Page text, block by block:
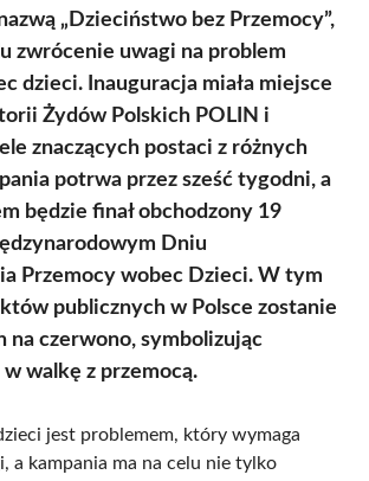
„Dzieciństwo bez Przemocy”,
zwrócenie uwagi na problem
dzieci. Inauguracja miała miejsce
Żydów Polskich POLIN i
znaczących postaci z różnych
potrwa przez sześć tygodni, a
będzie finał obchodzony 19
Dniu
Przemocy wobec Dzieci. W tym
publicznych w Polsce zostanie
na czerwono, symbolizując
walkę z przemocą.
jest problemem, który wymaga
a kampania ma na celu nie tylko